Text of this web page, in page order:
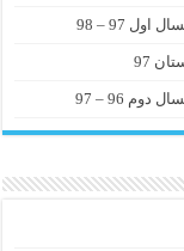
97 – 98
97
96 – 97